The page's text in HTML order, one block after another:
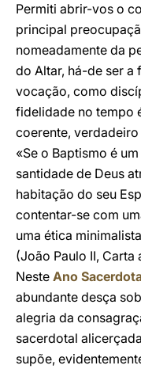
Permiti abrir-vos o
principal
nomeadamente da
do Altar, há-de ser a
vocação, como
fidelidade no tempo
coerente,
«Se o Baptismo é
santidade de Deus
habitação do seu
contentar-se com
uma ética
(João Paulo II, Carta
Neste Ano
abundante desça
alegria da
sacerdotal
supõe,